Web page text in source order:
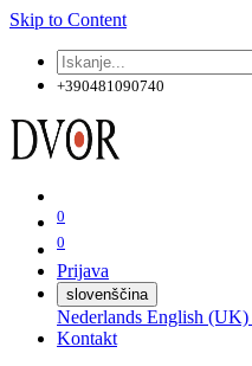
Skip to Content
+390481090740
0
0
Prijava
slovenščina
Nederlands English (UK)
Kontakt